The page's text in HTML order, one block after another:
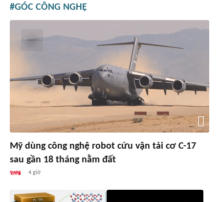
GÓC CÔNG NGHỆ
Mỹ dùng công nghệ robot cứu vận tải cơ C-17
sau gần 18 tháng nằm đất
4 giờ